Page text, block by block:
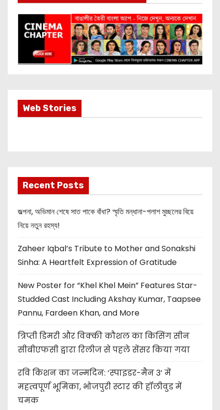
Web StoriesMost Important
Info about
Recent Posts
জল্পনা, অভিমান শেষে সাত পাকে বাঁধা? স্মৃতি মন্ধানা-পলাশ মুচ্ছলের বিয়ে
নিয়ে নতুন রহস্য!
Zaheer Iqbal’s Tribute to Mother and Sonakshi
Sinha: A Heartfelt Expression of Gratitude
New Poster for “Khel Khel Mein” Features Star-
Studded Cast Including Akshay Kumar, Taapsee
Pannu, Fardeen Khan, and More
त्रिप्ती डिमरी और विक्की कौशल का किसिंग सीन
सीबीएफसी द्वारा रिलीज से पहले सेंसर किया गया
रवि किशन का जन्मदिन: ‘स्पाइडर-मैन 3’ में
महत्वपूर्ण भूमिका, भोजपुरी स्टार की हॉलीवुड में
चमक